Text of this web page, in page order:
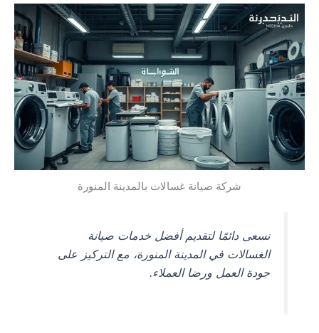
شركة صيانة غسالات بالمدينة المنورة
نسعى دائمًا لتقديم أفضل خدمات صيانة
الغسالات في المدينة المنورة، مع التركيز على
جودة العمل ورضا العملاء.